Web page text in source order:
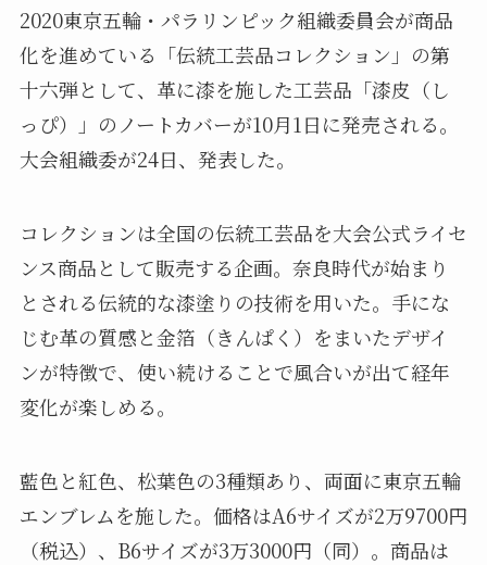
2020東京五輪・パラリンピック組織委員会が商品
化を進めている「伝統工芸品コレクション」の第
十六弾として、革に漆を施した工芸品「漆皮（し
っぴ）」のノートカバーが10月1日に発売される。
大会組織委が24日、発表した。
コレクションは全国の伝統工芸品を大会公式ライセ
ンス商品として販売する企画。奈良時代が始まり
とされる伝統的な漆塗りの技術を用いた。手にな
じむ革の質感と金箔（きんぱく）をまいたデザイ
ンが特徴で、使い続けることで風合いが出て経年
変化が楽しめる。
藍色と紅色、松葉色の3種類あり、両面に東京五輪
エンブレムを施した。価格はA6サイズが2万9700円
（税込）、B6サイズが3万3000円（同）。商品は